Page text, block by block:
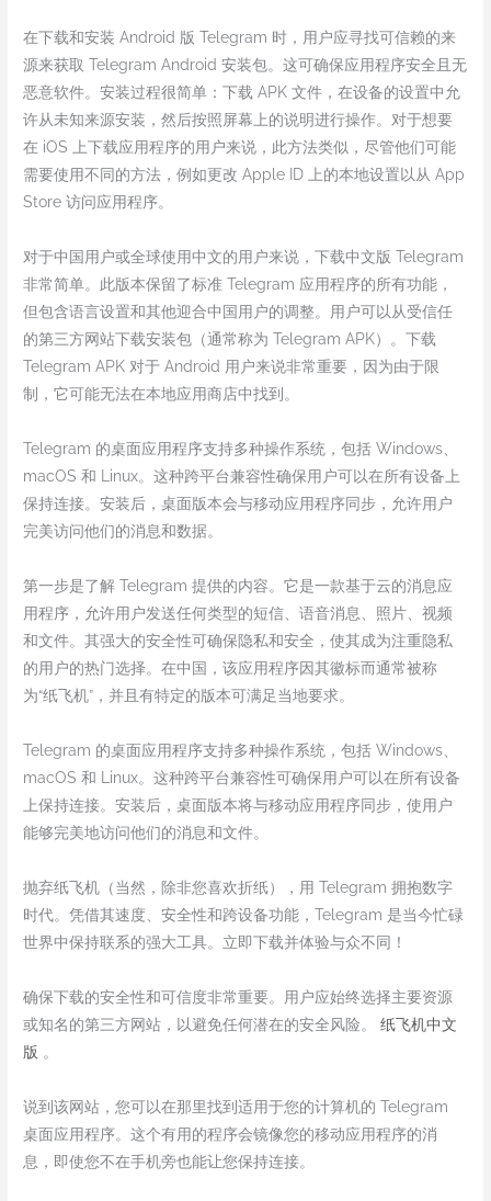
在下载和安装 Android 版 Telegram 时，用户应寻找可信赖的来
源来获取 Telegram Android 安装包。这可确保应用程序安全且无
恶意软件。安装过程很简单：下载 APK 文件，在设备的设置中允
许从未知来源安装，然后按照屏幕上的说明进行操作。对于想要
在 iOS 上下载应用程序的用户来说，此方法类似，尽管他们可能
需要使用不同的方法，例如更改 Apple ID 上的本地设置以从 App
Store 访问应用程序。
对于中国用户或全球使用中文的用户来说，下载中文版 Telegram
非常简单。此版本保留了标准 Telegram 应用程序的所有功能，
但包含语言设置和其他迎合中国用户的调整。用户可以从受信任
的第三方网站下载安装包（通常称为 Telegram APK）。下载
Telegram APK 对于 Android 用户来说非常重要，因为由于限
制，它可能无法在本地应用商店中找到。
Telegram 的桌面应用程序支持多种操作系统，包括 Windows、
macOS 和 Linux。这种跨平台兼容性确保用户可以在所有设备上
保持连接。安装后，桌面版本会与移动应用程序同步，允许用户
完美访问他们的消息和数据。
第一步是了解 Telegram 提供的内容。它是一款基于云的消息应
用程序，允许用户发送任何类型的短信、语音消息、照片、视频
和文件。其强大的安全性可确保隐私和安全，使其成为注重隐私
的用户的热门选择。在中国，该应用程序因其徽标而通常被称
为“纸飞机”，并且有特定的版本可满足当地要求。
Telegram 的桌面应用程序支持多种操作系统，包括 Windows、
macOS 和 Linux。这种跨平台兼容性可确保用户可以在所有设备
上保持连接。安装后，桌面版本将与移动应用程序同步，使用户
能够完美地访问他们的消息和文件。
抛弃纸飞机（当然，除非您喜欢折纸），用 Telegram 拥抱数字
时代。凭借其速度、安全性和跨设备功能，Telegram 是当今忙碌
世界中保持联系的强大工具。立即下载并体验与众不同！
确保下载的安全性和可信度非常重要。用户应始终选择主要资源
或知名的第三方网站，以避免任何潜在的安全风险。纸飞机中文
版 。
说到该网站，您可以在那里找到适用于您的计算机的 Telegram
桌面应用程序。这个有用的程序会镜像您的移动应用程序的消
息，即使您不在手机旁也能让您保持连接。